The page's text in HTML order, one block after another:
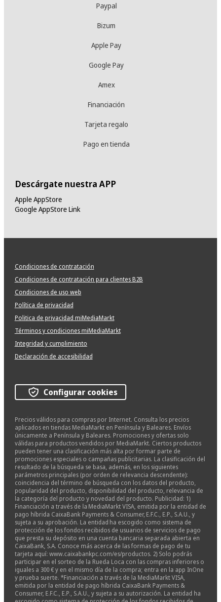
Paypal
Bizum
Apple Pay
Google Pay
Amex
Financiación
Tarjeta regalo
Pago en tienda
Descárgate nuestra APP
Apple AppStore
Google AppStore Link
Condiciones de contratación
Condiciones de contratación para clientes B2B
Condiciones de uso web
Política de privacidad
Politica de privacidad miMediaMarkt
Términos y condiciones miMediaMarkt
Integridad y cumplimiento
Declaración de accesibilidad
Configurar cookies
Precios válidos para compras por Internet. Consulta los precios
aplicados en tiendas MediaMarkt en Península y Baleares. Envíos
únicamente a Península y Baleares. Promociones y ofertas solo
válidas para productos vendidos por MediaMarkt. Ciertos productos
pueden tener una clasificación más alta por formar parte de
promociones especiales o campañas publicitarias. La clasificación del
resultado de la búsqueda se basa, además, en los siguientes
parámetros principales (por orden de relevancia descendente):
coincidencia del término de búsqueda con los datos del producto,
popularidad del producto, disponibilidad del producto, relevancia de
la categoría del producto y novedad del producto. Publicidad: 1)
Financiación a través de la MediaMarkt VISA, emitida por la entidad de
pago híbrida CaixaBank Payments & Consumer, E.F.C., E.P., S.A.U., y
sujeta a su aprobación. La entidad ha escogido como sistema de
protección de los fondos recibidos de usuarios de servicios de pago
que presta su depósito en una cuenta bancaria separada abierta en
CaixaBank, S.A. Conoce más acerca de las formas de pago de tu
tarjeta aquí: www.caixabankpc.com/es/productos. 2) Solo podrás
participar en el sorteo de la Rueda Loca con las compras inferiores o
iguales a 300 € y en el mismo día de la compra; entra en la app InOne
y prueba suerte. *Financiación a través de la MediaMarkt VISA,
emitida por la entidad de pago híbrida CaixaBank Payments &
Consumer, E.F.C., E.P., S.A.U., y sujeta a su autorización. La entidad ha